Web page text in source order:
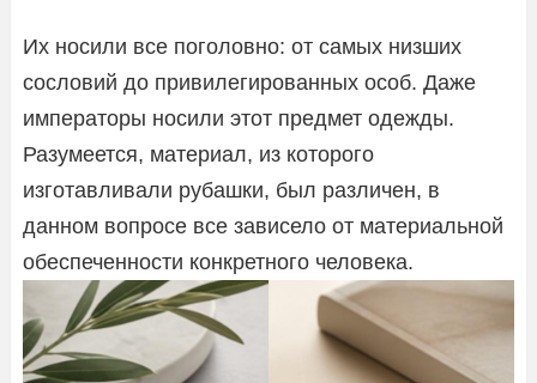
Их носили все поголовно: от самых низших
сословий до привилегированных особ. Даже
императоры носили этот предмет одежды.
Разумеется, материал, из которого
изготавливали рубашки, был различен, в
данном вопросе все зависело от материальной
обеспеченности конкретного человека.